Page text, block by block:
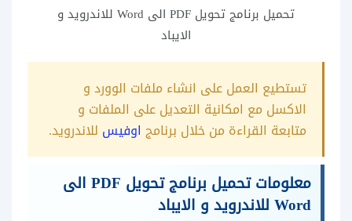
تحميل برنامج تحويل PDF الى Word للاندرويد و
الايباد
تستطيع العمل على انشاء ملفات الوورد و
الاكسل مع امكانية التعديل على الملفات و
متابعة القراءة من خلال برنامج اوفيس للاندرويد.
معلومات تحميل برنامج تحويل PDF الى
Word للاندرويد و الايباد